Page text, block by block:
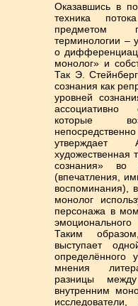
Оказавшись в
техника
предметом
терминологии –
о
монолог» и
Так Э.
сознания как
уровней
ассоциативно
которые
художественная
сознания» во
(впечатления,
воспоминания),
монолог
персонажа в
Таким
выступает
определённого
мнения
разницы
внутренним